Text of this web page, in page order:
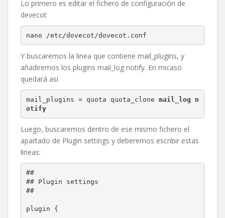
Lo primero es editar el fichero de configuración de
devecot
nano /etc/dovecot/dovecot.conf
Y buscaremos la linea que contiene mail_plugins, y
añadiremos los plugins mail_log notify. En micaso
quedará así
mail_plugins = quota quota_clone mail_log n
otify
Luego, buscaremos dentro de ese mismo fichero el
apartado de Plugin settings y deberemos escribir estas
lineas:
##
## Plugin settings
##
plugin {